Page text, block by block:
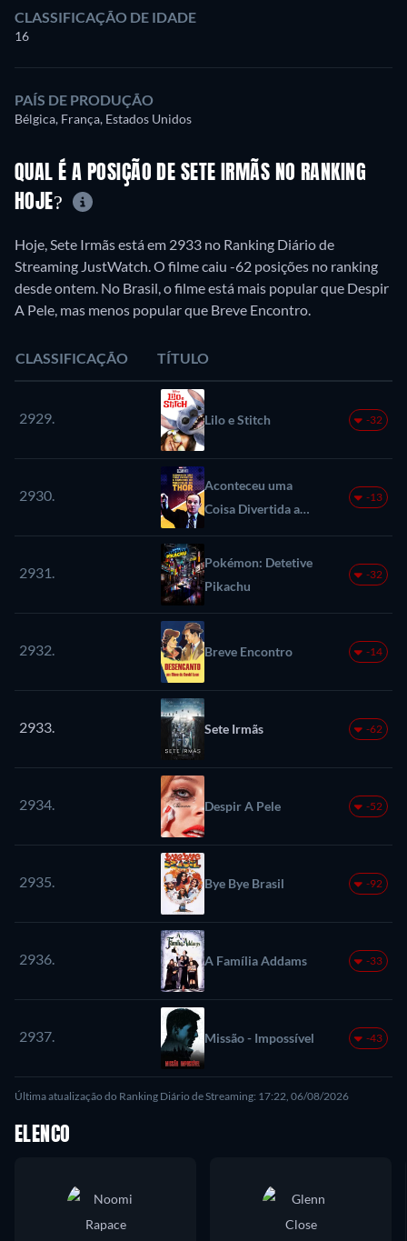
CLASSIFICAÇÃO DE IDADE
16
PAÍS DE PRODUÇÃO
Bélgica, França, Estados Unidos
QUAL É A POSIÇÃO DE SETE IRMÃS NO RANKING
HOJE?
Hoje, Sete Irmãs está em 2933 no Ranking Diário de
Streaming JustWatch. O filme caiu -62 posições no ranking
desde ontem. No Brasil, o filme está mais popular que Despir
A Pele, mas menos popular que Breve Encontro.
CLASSIFICAÇÃO TÍTULO
2929. Lilo e Stitch -32
2930.
Aconteceu uma
Coisa Divertida a
Caminho do
Martelo de Thor
-13
2931.
Pokémon: Detetive
Pikachu
-32
2932. Breve Encontro -14
2933. Sete Irmãs -62
2934. Despir A Pele -52
2935. Bye Bye Brasil -92
2936. A Família Addams -33
2937. Missão - Impossível -43
Última atualização do Ranking Diário de Streaming: 17:22, 06/08/2026
ELENCO